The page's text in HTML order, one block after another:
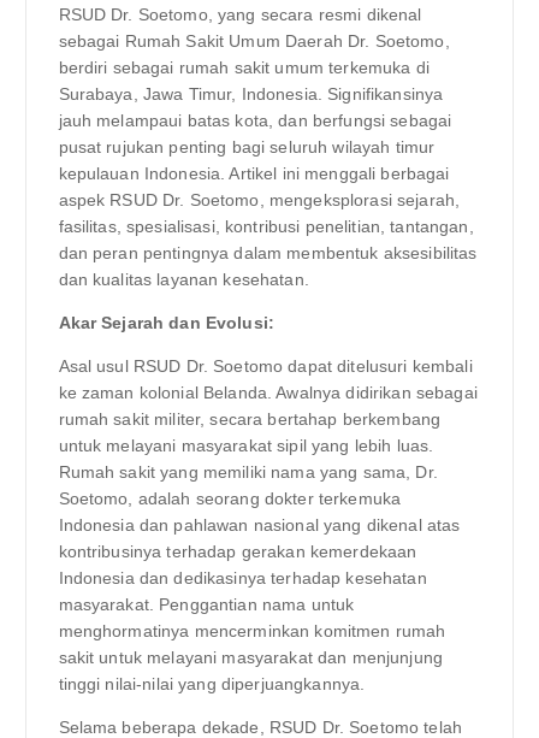
RSUD Dr. Soetomo, yang secara resmi dikenal
sebagai Rumah Sakit Umum Daerah Dr. Soetomo,
berdiri sebagai rumah sakit umum terkemuka di
Surabaya, Jawa Timur, Indonesia. Signifikansinya
jauh melampaui batas kota, dan berfungsi sebagai
pusat rujukan penting bagi seluruh wilayah timur
kepulauan Indonesia. Artikel ini menggali berbagai
aspek RSUD Dr. Soetomo, mengeksplorasi sejarah,
fasilitas, spesialisasi, kontribusi penelitian, tantangan,
dan peran pentingnya dalam membentuk aksesibilitas
dan kualitas layanan kesehatan.
Akar Sejarah dan Evolusi:
Asal usul RSUD Dr. Soetomo dapat ditelusuri kembali
ke zaman kolonial Belanda. Awalnya didirikan sebagai
rumah sakit militer, secara bertahap berkembang
untuk melayani masyarakat sipil yang lebih luas.
Rumah sakit yang memiliki nama yang sama, Dr.
Soetomo, adalah seorang dokter terkemuka
Indonesia dan pahlawan nasional yang dikenal atas
kontribusinya terhadap gerakan kemerdekaan
Indonesia dan dedikasinya terhadap kesehatan
masyarakat. Penggantian nama untuk
menghormatinya mencerminkan komitmen rumah
sakit untuk melayani masyarakat dan menjunjung
tinggi nilai-nilai yang diperjuangkannya.
Selama beberapa dekade, RSUD Dr. Soetomo telah